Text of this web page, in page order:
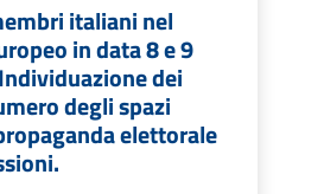
italiani nel
in data 8 e 9
dei
degli spazi
elettorale